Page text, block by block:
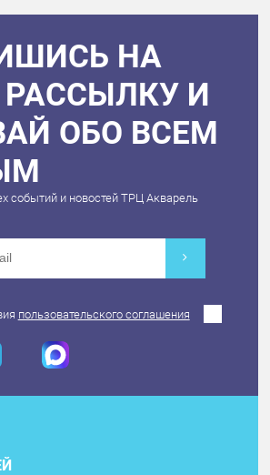
НА
И
ОБО ВСЕМ
событий и новостей ТРЦ Акварель
пользовательского соглашения